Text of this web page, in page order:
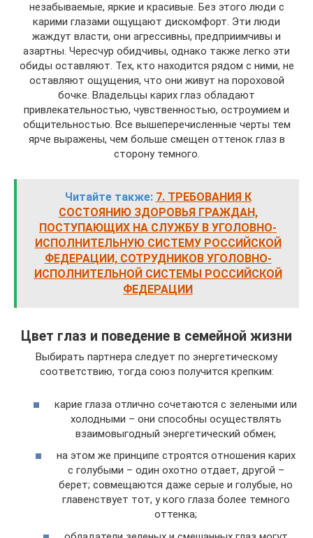
незабываемые, яркие и красивые. Без этого люди с
карими глазами ощущают дискомфорт. Эти люди
жаждут власти, они агрессивны, предприимчивы и
азартны. Чересчур обидчивы, однако также легко эти
обиды оставляют. Тех, кто находится рядом с ними, не
оставляют ощущения, что они живут на пороховой
бочке. Владельцы карих глаз обладают
привлекательностью, чувственностью, остроумием и
общительностью. Все вышеперечисленные черты тем
ярче выражены, чем больше смещен оттенок глаз в
сторону темного.
Читайте также: 7. ТРЕБОВАНИЯ К
СОСТОЯНИЮ ЗДОРОВЬЯ ГРАЖДАН,
ПОСТУПАЮЩИХ НА СЛУЖБУ В УГОЛОВНО-
ИСПОЛНИТЕЛЬНУЮ СИСТЕМУ РОССИЙСКОЙ
ФЕДЕРАЦИИ, СОТРУДНИКОВ УГОЛОВНО-
ИСПОЛНИТЕЛЬНОЙ СИСТЕМЫ РОССИЙСКОЙ
ФЕДЕРАЦИИ
Цвет глаз и поведение в семейной жизни
Выбирать партнера следует по энергетическому
соответствию, тогда союз получится крепким:
карие глаза отлично сочетаются с зелеными или
холодными – они способны осуществлять
взаимовыгодный энергетический обмен;
на этом же принципе строятся отношения карих
с голубыми – один охотно отдает, другой –
берет; совмещаются даже серые и голубые, но
главенствует тот, у кого глаза более темного
оттенка;